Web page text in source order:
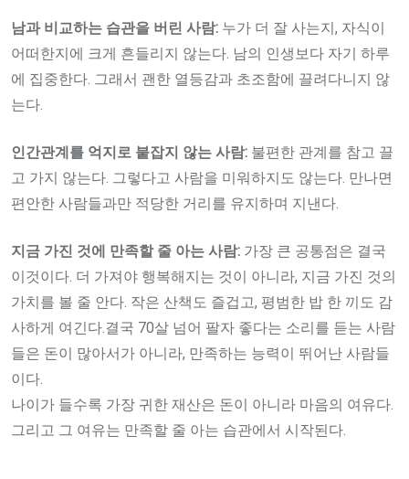
남과 비교하는 습관을 버린 사람: 누가 더 잘 사는지, 자식이
어떠한지에 크게 흔들리지 않는다. 남의 인생보다 자기 하루
에 집중한다. 그래서 괜한 열등감과 초조함에 끌려다니지 않
는다.
인간관계를 억지로 붙잡지 않는 사람: 불편한 관계를 참고 끌
고 가지 않는다. 그렇다고 사람을 미워하지도 않는다. 만나면
편안한 사람들과만 적당한 거리를 유지하며 지낸다.
지금 가진 것에 만족할 줄 아는 사람: 가장 큰 공통점은 결국
이것이다. 더 가져야 행복해지는 것이 아니라, 지금 가진 것의
가치를 볼 줄 안다. 작은 산책도 즐겁고, 평범한 밥 한 끼도 감
사하게 여긴다.결국 70살 넘어 팔자 좋다는 소리를 듣는 사람
들은 돈이 많아서가 아니라, 만족하는 능력이 뛰어난 사람들
이다.
나이가 들수록 가장 귀한 재산은 돈이 아니라 마음의 여유다.
그리고 그 여유는 만족할 줄 아는 습관에서 시작된다.